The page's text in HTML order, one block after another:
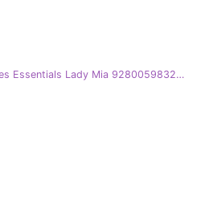
Ženske sportske papuče Martes Essentials Lady Mia 92800598326 bež